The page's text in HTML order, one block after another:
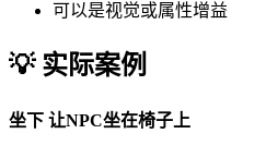
可以是视觉或属性增益
💡 实际案例
坐下 让NPC坐在椅子上